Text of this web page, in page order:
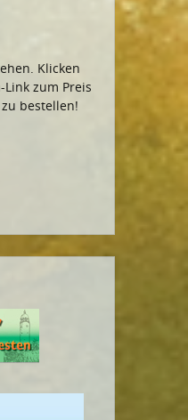
Klicken
zum Preis
zu bestellen!